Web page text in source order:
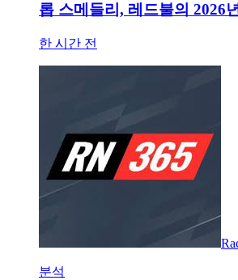
롭 스메들리, 레드불의 2026
한 시간 전
분석